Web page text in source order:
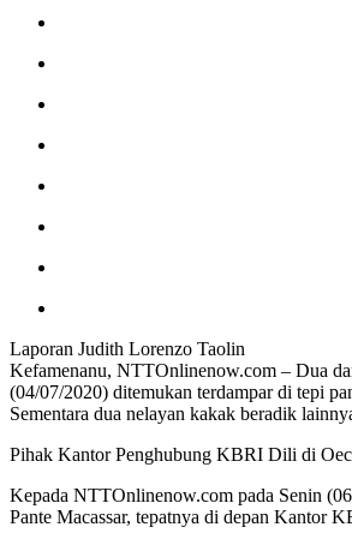
Laporan Judith Lorenzo Taolin
Kefamenanu, NTTOnlinenow.com – Dua
(04/07/2020) ditemukan terdampar di tepi
Sementara dua nelayan kakak beradik
Pihak Kantor Penghubung KBRI Dili di
Kepada NTTOnlinenow.com pada Senin
Pante Macassar, tepatnya di depan Kantor